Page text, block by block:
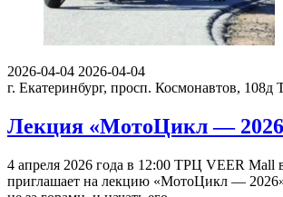
2026-04-04 2026-04-04
г. Екатеринбург, просп. Космонавтов, 108д
Лекция «МотоЦикл —
4 апреля 2026 года в 12:00 ТРЦ VEER Mall
приглашает на лекцию «МотоЦикл —